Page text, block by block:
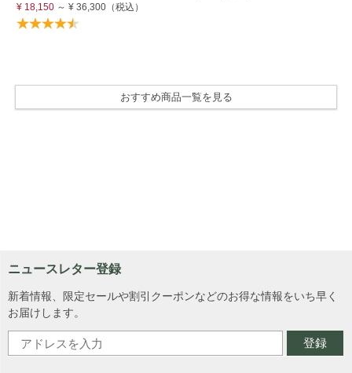
¥ 18,150～ ¥ 36,300（税込）
おすすめ商品一覧を見る
ニュースレター登録
新着情報、限定セールや割引クーポンなどのお得な情報をいち早く
お届けします。
登録